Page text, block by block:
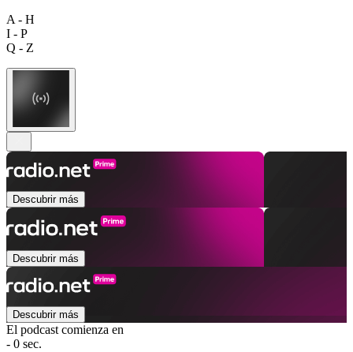
A - H
I - P
Q - Z
Descubrir más
Descubrir más
Descubrir más
El podcast comienza en
- 0 sec.